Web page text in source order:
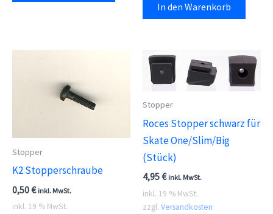
In den Warenkorb
Stopper
K2 Stopperschraube
0,50€ inkl. MwSt.
inkl. 19 % MwSt.
Stopper
Roces Stopper schwarz für
Skate One/Slim/Big
(Stück)
4,95€ inkl. MwSt.
inkl. 19 % MwSt.
zzgl. Versandkosten